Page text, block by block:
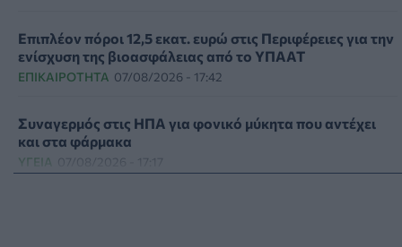
Επιπλέον πόροι 12,5 εκατ. ευρώ στις Περιφέρειες για την
ενίσχυση της βιοασφάλειας από το ΥΠΑΑΤ
ΕΠΙΚΑΙΡΌΤΗΤΑ 07/08/2026 - 17:42
Συναγερμός στις ΗΠΑ για φονικό μύκητα που αντέχει
και στα φάρμακα
ΥΓΕΊΑ 07/08/2026 - 17:17